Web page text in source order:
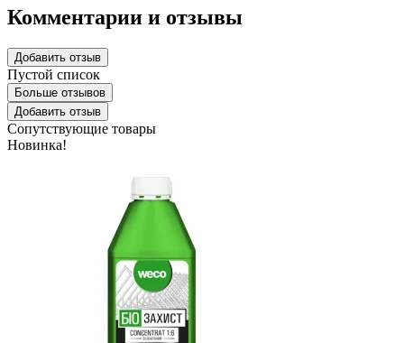
Комментарии и отзывы
Добавить отзыв
Пустой список
Больше отзывов
Добавить отзыв
Сопутствующие товары
Новинка!